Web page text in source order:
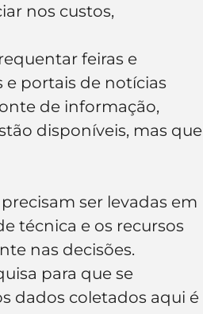
nos custos,
feiras e
e portais de notícias
de informação,
disponíveis, mas que
ser levadas em
técnica e os recursos
nas decisões.
para que se
dados coletados aqui é